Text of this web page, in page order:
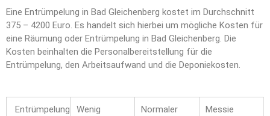
Eine Entrümpelung in Bad Gleichenberg kostet im Durchschnitt
375 – 4200 Euro. Es handelt sich hierbei um mögliche Kosten für
eine Räumung oder Entrümpelung in Bad Gleichenberg. Die
Kosten beinhalten die Personalbereitstellung für die
Entrümpelung, den Arbeitsaufwand und die Deponiekosten.
Entrümpelung
Wenig
Normaler
Messie